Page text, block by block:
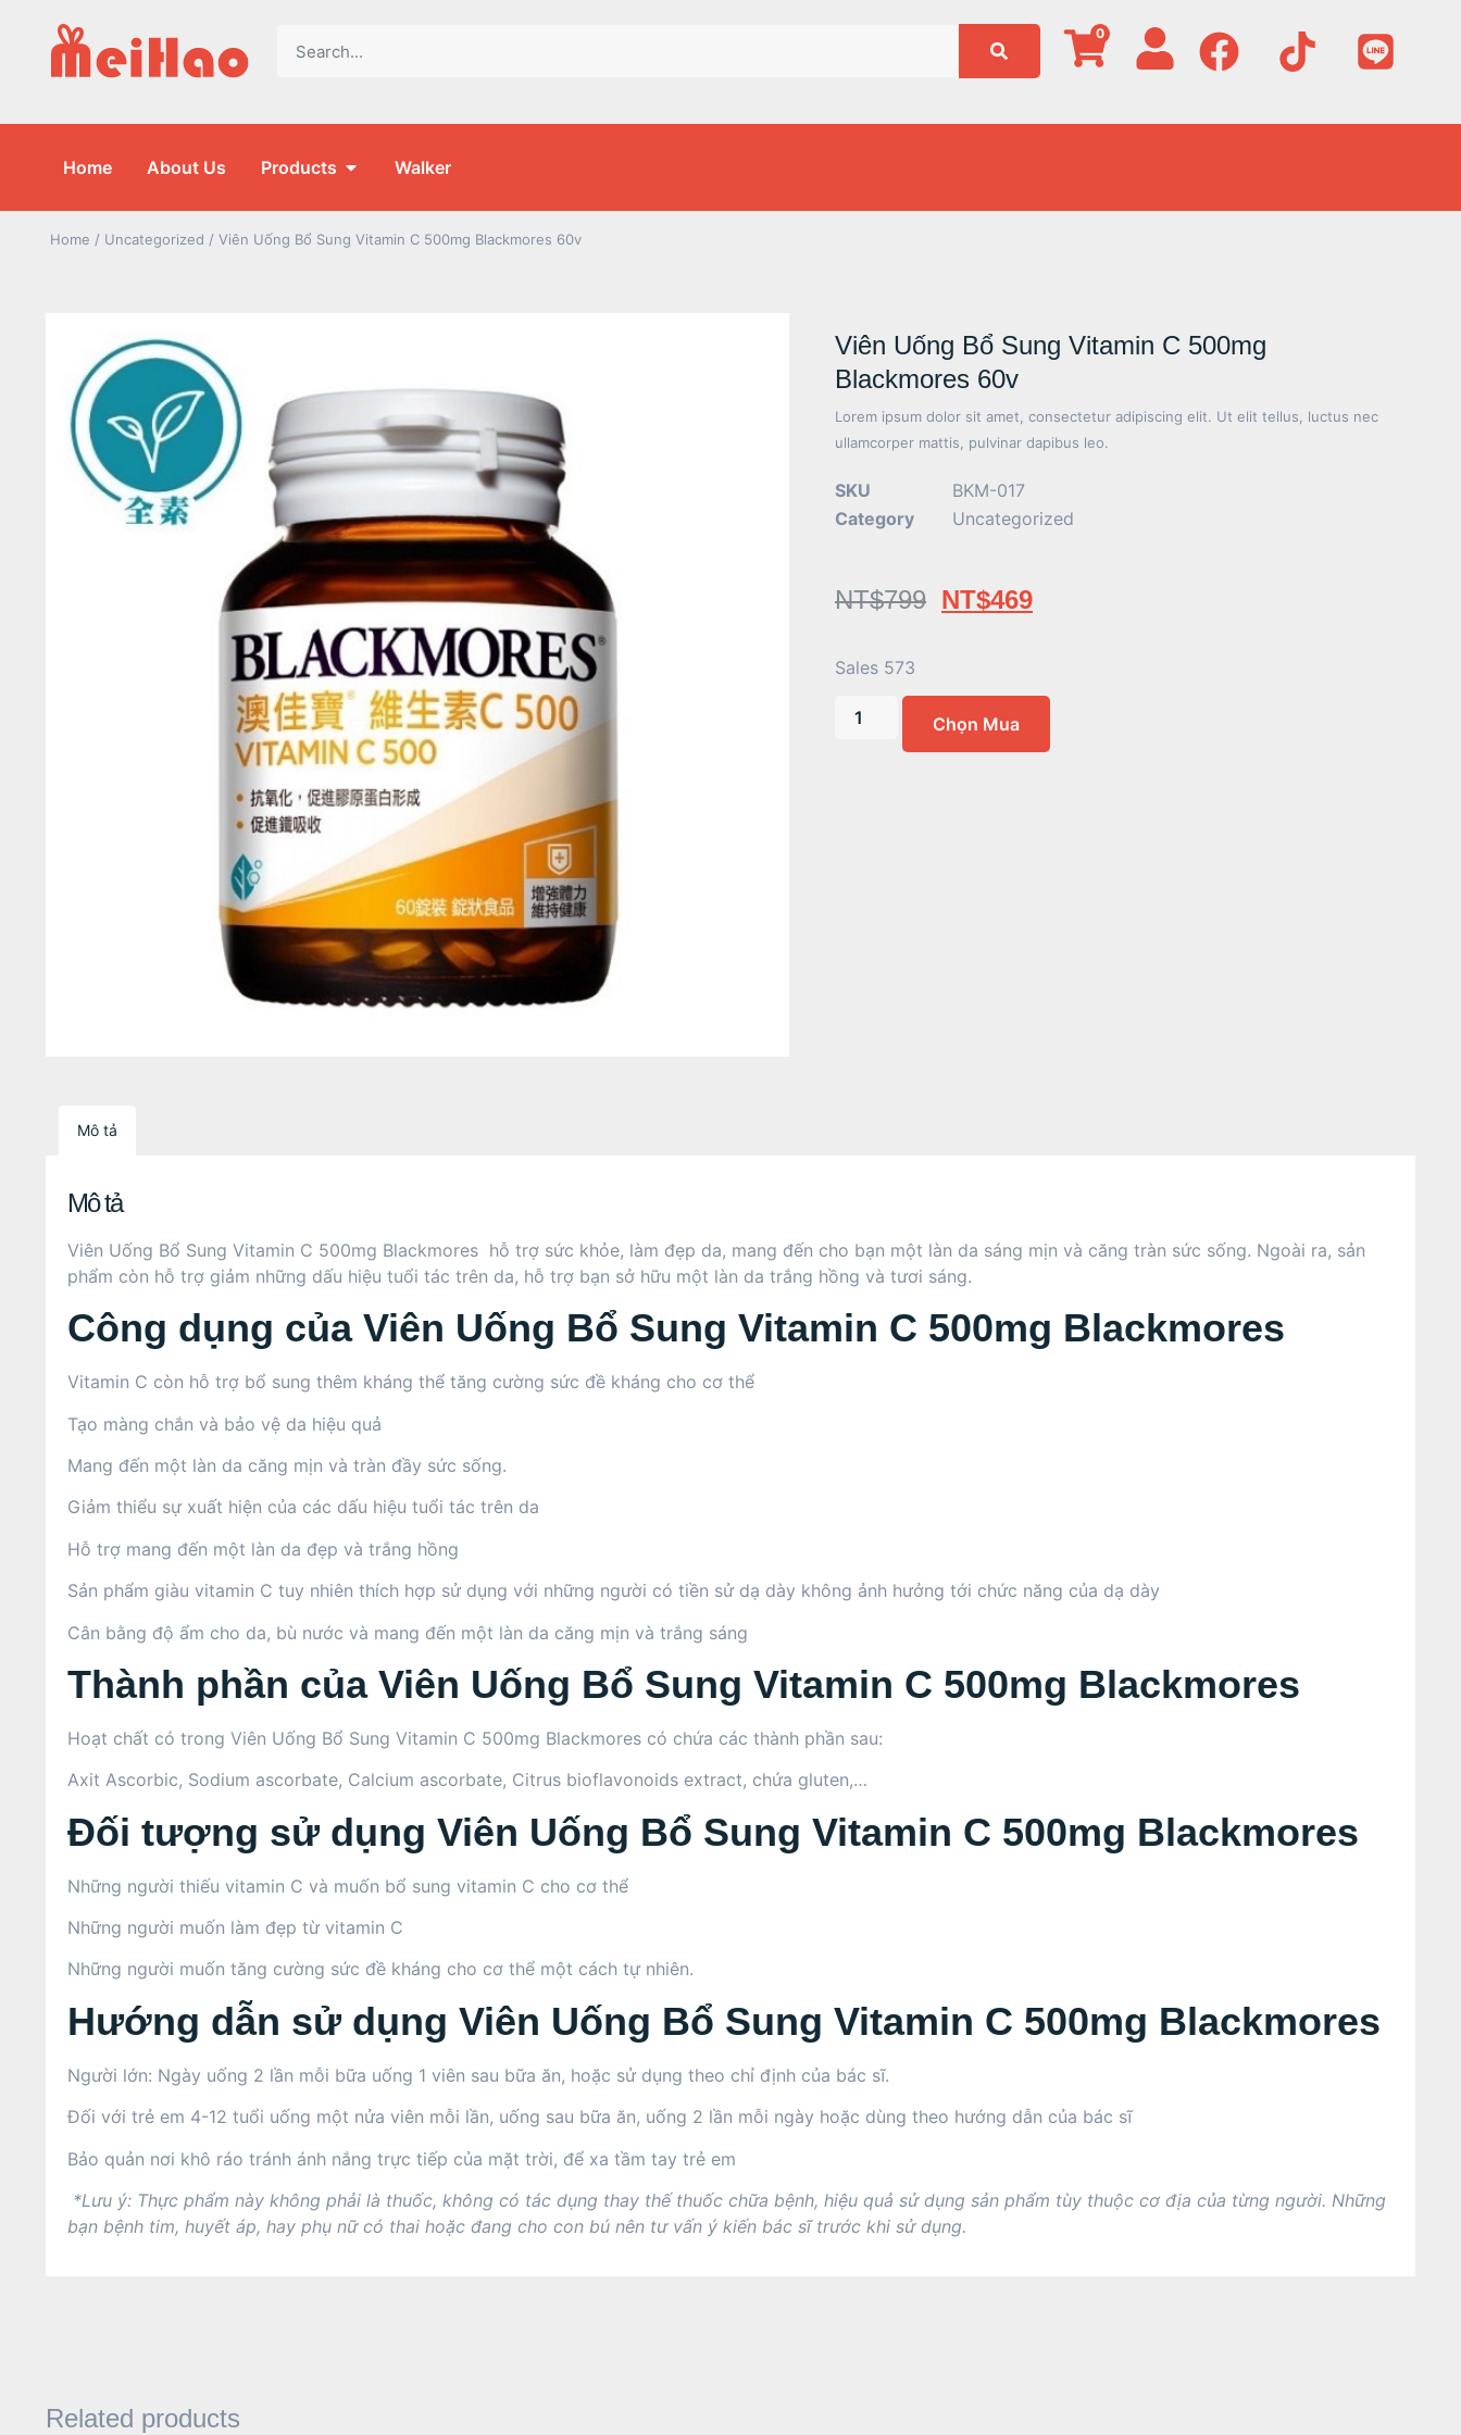
0
Home About Us Products Walker
Home / Uncategorized / Viên Uống Bổ Sung Vitamin C 500mg Blackmores 60v
Viên Uống Bổ Sung Vitamin C 500mg
Blackmores 60v
Lorem ipsum dolor sit amet, consectetur adipiscing elit. Ut elit tellus, luctus nec
ullamcorper mattis, pulvinar dapibus leo.
SKU
BKM-017
Category
Uncategorized
NT$799 NT$469
Sales 573
Chọn Mua
Mô tả
Mô tả
Viên Uống Bổ Sung Vitamin C 500mg Blackmores hỗ trợ sức khỏe, làm đẹp da, mang đến cho bạn một làn da sáng mịn và căng tràn sức sống. Ngoài ra, sản
phẩm còn hỗ trợ giảm những dấu hiệu tuổi tác trên da, hỗ trợ bạn sở hữu một làn da trắng hồng và tươi sáng.
Công dụng của Viên Uống Bổ Sung Vitamin C 500mg Blackmores
Vitamin C còn hỗ trợ bổ sung thêm kháng thể tăng cường sức đề kháng cho cơ thể
Tạo màng chắn và bảo vệ da hiệu quả
Mang đến một làn da căng mịn và tràn đầy sức sống.
Giảm thiểu sự xuất hiện của các dấu hiệu tuổi tác trên da
Hỗ trợ mang đến một làn da đẹp và trắng hồng
Sản phẩm giàu vitamin C tuy nhiên thích hợp sử dụng với những người có tiền sử dạ dày không ảnh hưởng tới chức năng của dạ dày
Cân bằng độ ẩm cho da, bù nước và mang đến một làn da căng mịn và trắng sáng
Thành phần của Viên Uống Bổ Sung Vitamin C 500mg Blackmores
Hoạt chất có trong Viên Uống Bổ Sung Vitamin C 500mg Blackmores có chứa các thành phần sau:
Axit Ascorbic, Sodium ascorbate, Calcium ascorbate, Citrus bioflavonoids extract, chứa gluten,…
Đối tượng sử dụng Viên Uống Bổ Sung Vitamin C 500mg Blackmores
Những người thiếu vitamin C và muốn bổ sung vitamin C cho cơ thể
Những người muốn làm đẹp từ vitamin C
Những người muốn tăng cường sức đề kháng cho cơ thể một cách tự nhiên.
Hướng dẫn sử dụng Viên Uống Bổ Sung Vitamin C 500mg Blackmores
Người lớn: Ngày uống 2 lần mỗi bữa uống 1 viên sau bữa ăn, hoặc sử dụng theo chỉ định của bác sĩ.
Đối với trẻ em 4-12 tuổi uống một nửa viên mỗi lần, uống sau bữa ăn, uống 2 lần mỗi ngày hoặc dùng theo hướng dẫn của bác sĩ
Bảo quản nơi khô ráo tránh ánh nắng trực tiếp của mặt trời, để xa tầm tay trẻ em
*Lưu ý: Thực phẩm này không phải là thuốc, không có tác dụng thay thế thuốc chữa bệnh, hiệu quả sử dụng sản phẩm tùy thuộc cơ địa của từng người. Những
bạn bệnh tim, huyết áp, hay phụ nữ có thai hoặc đang cho con bú nên tư vấn ý kiến bác sĩ trước khi sử dụng.
Related products